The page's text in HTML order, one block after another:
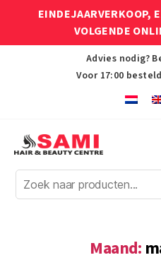
EINDEJAARVERKOOP,
VOLGENDE
Advies nodig?
Voor 17:00
Afro
Hair
Maand: